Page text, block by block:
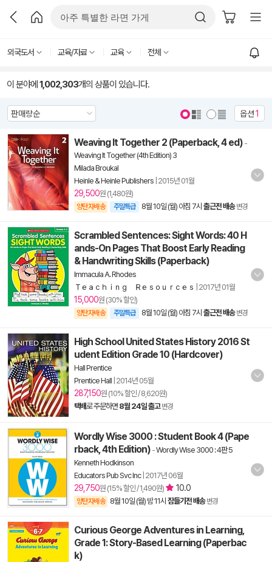
외국도서 교육/자료 교육 전체
이 분야에 1,002,303개의 상품이 있습니다.
옵션1
Weaving It Together 2 (Paperback, 4 ed) -
Weaving It Together (4th Edition) 3
Milada Broukal
Heinle & Heinle Publishers 2015년 01월
29,500원 (1,480원)
양탄자배송 주말특급 8월 10일 (월) 아침 7시 출근전 배송 변경
Scrambled Sentences: Sight Words: 40 H
ands-On Pages That Boost Early Reading
& Handwriting Skills (Paperback)
Immacula A. Rhodes
Ｔｅａｃｈｉｎｇ Ｒｅｓｏｕｒｃｅｓ
2017년 01월
15,000원 (30% 할인)
양탄자배송 주말특급 8월 10일 (월) 아침 7시 출근전 배송 변경
High School United States History 2016 St
udent Edition Grade 10 (Hardcover)
Hall Prentice
Prentice Hall 2014년 05월
287,150원 (10% 할인 / 8,620원)
택배로 주문하면 8월 24일 출고 변경
Wordly Wise 3000 : Student Book 4 (Pape
rback, 4th Edition) -Wordly Wise 3000 : 4판 5
Kenneth Hodkinson
Educators Pub Svc Inc 2017년 06월
29,750원 (15% 할인 / 1,490원) 10.0
양탄자배송 8월 10일 (월) 밤 11시 잠들기전 배송 변경
Curious George Adventures in Learning,
Grade 1: Story-Based Learning (Paperbac
k)